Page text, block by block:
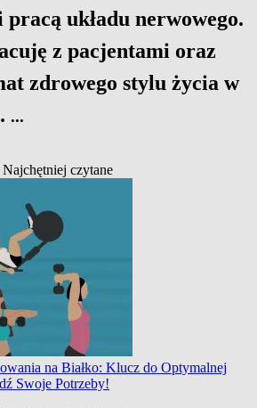
układu nerwowego.
z pacjentami oraz
zdrowego stylu życia w
...
Najchętniej czytane
na Białko: Klucz do Optymalnej
Swoje Potrzeby!